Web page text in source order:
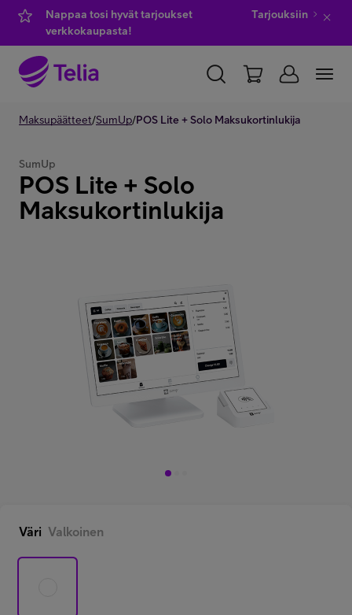
Nappaa tosi hyvät tarjoukset
verkkokaupasta!
Tarjouksiin
YKSITYISILLE YRITYKSILLE WHOLESALE
Kauppa
Asiakastuki
Minun Telia Yrityksille
Maksupäätteet/SumUp/POS Lite + Solo Maksukortinlukija
SumUp
POS Lite + Solo
Maksukortinlukija
Väri Valkoinen